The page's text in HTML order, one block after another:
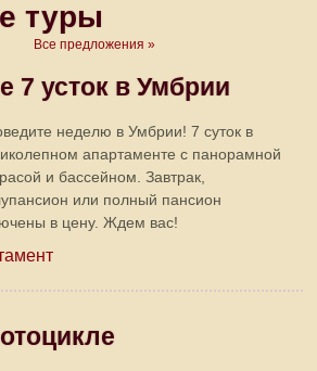
туры
Все предложения »
7 усток в Умбрии
неделю в Умбрии! 7 суток в
апартаменте с панорамной
и бассейном. Завтрак,
или полный пансион
в цену. Ждем вас!